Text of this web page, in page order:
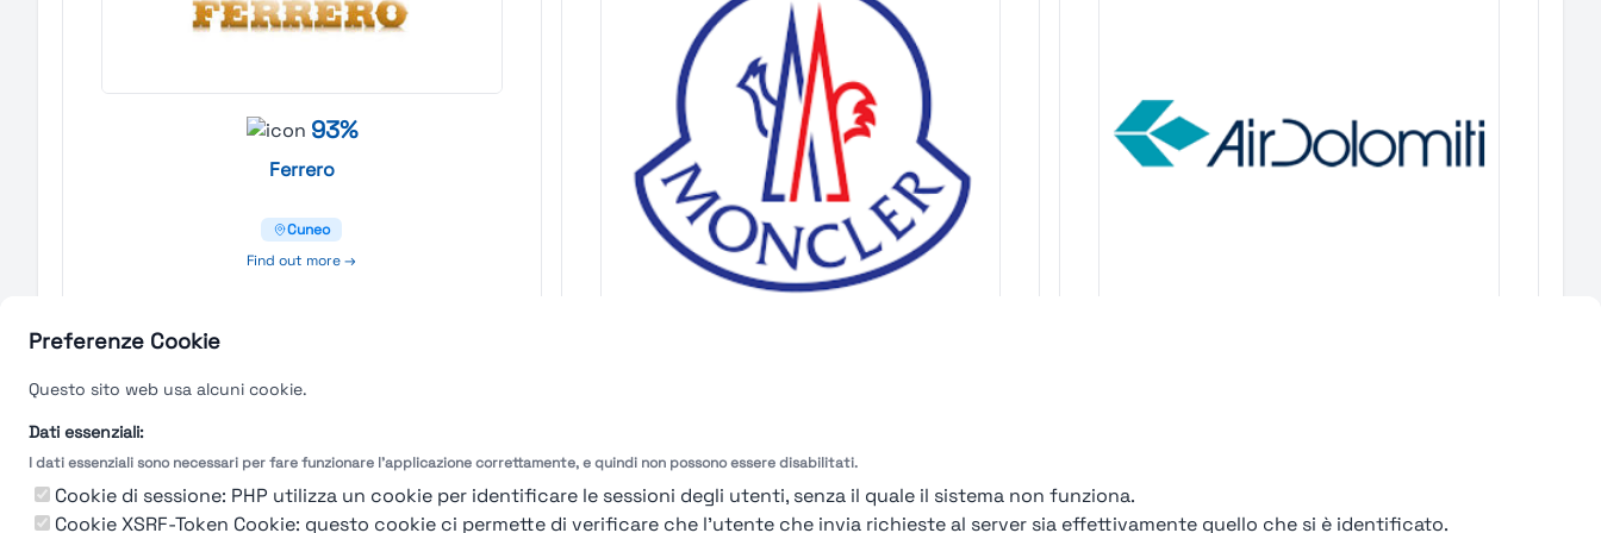
Preferenze Cookie
Questo sito web usa alcuni cookie.
Dati essenziali:
I dati essenziali sono necessari per fare funzionare l'applicazione correttamente, e quindi non possono essere disabilitati.
Cookie di sessione: PHP utilizza un cookie per identificare le sessioni degli utenti, senza il quale il sistema non funziona.
Cookie XSRF-Token Cookie: questo cookie ci permette di verificare che l'utente che invia richieste al server sia effettivamente quello che si è identificato.
93%
Ferrero
Cuneo
Find out more →
Milano
Find out more →